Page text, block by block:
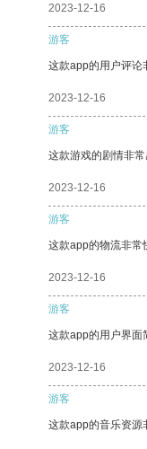
2023-12-16
游客
这款app的用户评论
2023-12-16
游客
这款游戏的剧情非常
2023-12-16
游客
这款app的物流非常
2023-12-16
游客
这款app的用户界面
2023-12-16
游客
这款app的音乐资源